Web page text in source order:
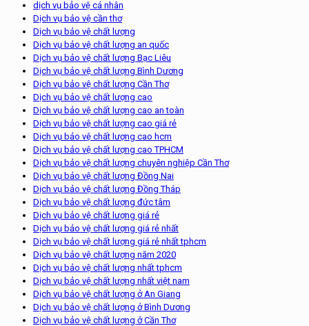
dịch vụ bảo vệ cá nhân
Dịch vụ bảo vệ cần thơ
Dịch vụ bảo vệ chất lượng
Dịch vụ bảo vệ chất lượng an quốc
Dịch vụ bảo vệ chất lượng Bạc Liêu
Dịch vụ bảo vệ chất lượng Bình Dương
Dịch vụ bảo vệ chất lượng Cần Thơ
Dịch vụ bảo vệ chất lượng cao
Dịch vụ bảo vệ chất lượng cao an toàn
Dịch vụ bảo vệ chất lượng cao giá rẻ
Dịch vụ bảo vệ chất lượng cao hcm
Dịch vụ bảo vệ chất lượng cao TPHCM
Dịch vụ bảo vệ chất lượng chuyên nghiệp Cần Thơ
Dịch vụ bảo vệ chất lượng Đồng Nai
Dịch vụ bảo vệ chất lượng Đồng Tháp
Dịch vụ bảo vệ chất lượng đức tâm
Dịch vụ bảo vệ chất lượng giá rẻ
Dịch vụ bảo vệ chất lượng giá rẻ nhất
Dịch vụ bảo vệ chất lượng giá rẻ nhất tphcm
Dịch vụ bảo vệ chất lượng năm 2020
Dịch vụ bảo vệ chất lượng nhất tphcm
Dịch vụ bảo vệ chất lượng nhất việt nam
Dịch vụ bảo vệ chất lượng ở An Giang
Dịch vụ bảo vệ chất lượng ở Bình Dương
Dịch vụ bảo vệ chất lượng ở Cần Thơ